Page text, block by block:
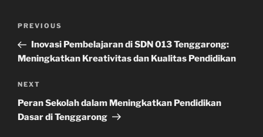
Previous
Post
PREVIOUS
Inovasi Pembelajaran di SDN 013 Tenggarong:
Meningkatkan Kreativitas dan Kualitas Pendidikan
Next
Post
NEXT
Peran Sekolah dalam Meningkatkan Pendidikan
Dasar di Tenggarong